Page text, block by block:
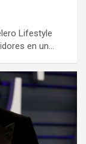
Lifestyle
en un…